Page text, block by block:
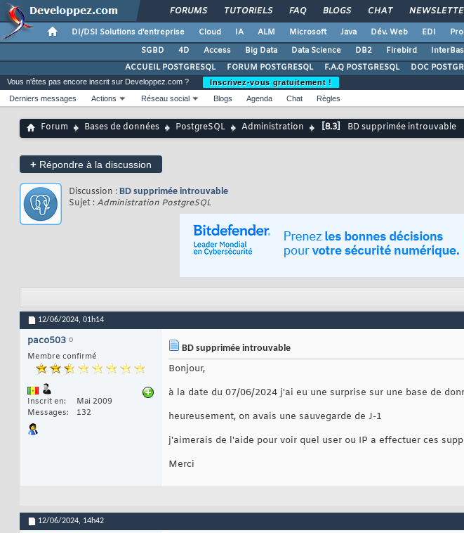
FORUMS TUTORIELS FAQ BLOGS CHAT
DI/DSI Solutions d'entreprise Cloud IA ALM Microsoft Java Dév. Web EDI
SGBD
4D Access Big Data Data Science DB2 Firebird
ACCUEIL POSTGRESQL
FORUM POSTGRESQL F.A.Q POSTGRESQL DOC
Vous n'êtes pas encore inscrit sur Developpez.com ?
Inscrivez-vous gratuitement !
Derniers messages
Actions Réseau social Blogs Agenda Chat Règles
Forum Bases de données PostgreSQL Administration [8.3] BD supprimée introuvable
+ Répondre à la discussion
Discussion : BD supprimée introuvable
Sujet :Administration PostgreSQL
12/06/2024, 01h14
paco503
Membre confirmé
Inscrit en
Mai 2009
Messages
132
BD supprimée introuvable
Bonjour,
à la date du 07/06/2024 j'ai eu une surprise sur une base de
heureusement, on avais une sauvegarde de J-1
j'aimerais de l'aide pour voir quel user ou IP a effectuer ces
Merci
12/06/2024, 14h42